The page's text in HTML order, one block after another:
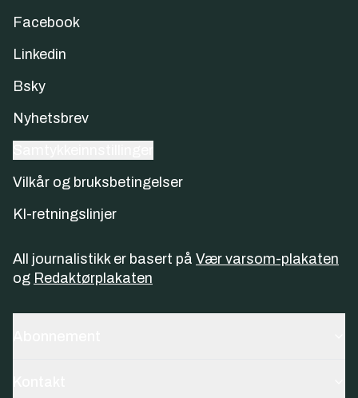
Facebook
Linkedin
Bsky
Nyhetsbrev
Vilkår og bruksbetingelser
KI-retningslinjer
All journalistikk er basert på Vær varsom-plakaten
og Redaktørplakaten